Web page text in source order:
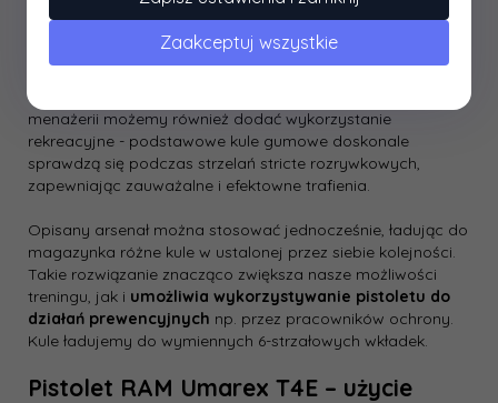
zauważalne oznaczenie trafień na przeciwniku,
jednocześnie będąc kompletnie bezpiecznym narzędziem
treningowym. W takich jednak wypadkach niezbędnym jest
uszkodzeniem najwrażliwsze obszary naszego ciała. Do tej
menażerii możemy również dodać wykorzystanie
rekreacyjne - podstawowe kule gumowe doskonale
sprawdzą się podczas strzelań stricte rozrywkowych,
zapewniając zauważalne i efektowne trafienia.
Opisany arsenał można stosować jednocześnie, ładując do
magazynka różne kule w ustalonej przez siebie kolejności.
Takie rozwiązanie znacząco zwiększa nasze możliwości
treningu, jak i umożliwia wykorzystywanie pistoletu do
działań prewencyjnych np. przez pracowników ochrony.
Kule ładujemy do wymiennych 6-strzałowych wkładek.
Pistolet RAM Umarex T4E – użycie
Zaakceptuj wszystkie